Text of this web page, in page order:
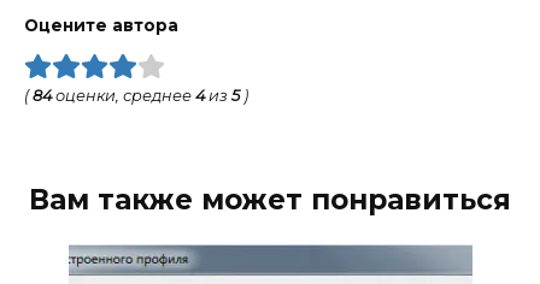
Оцените автора
(84оценки, среднее 4из 5)
Вам также может понравиться